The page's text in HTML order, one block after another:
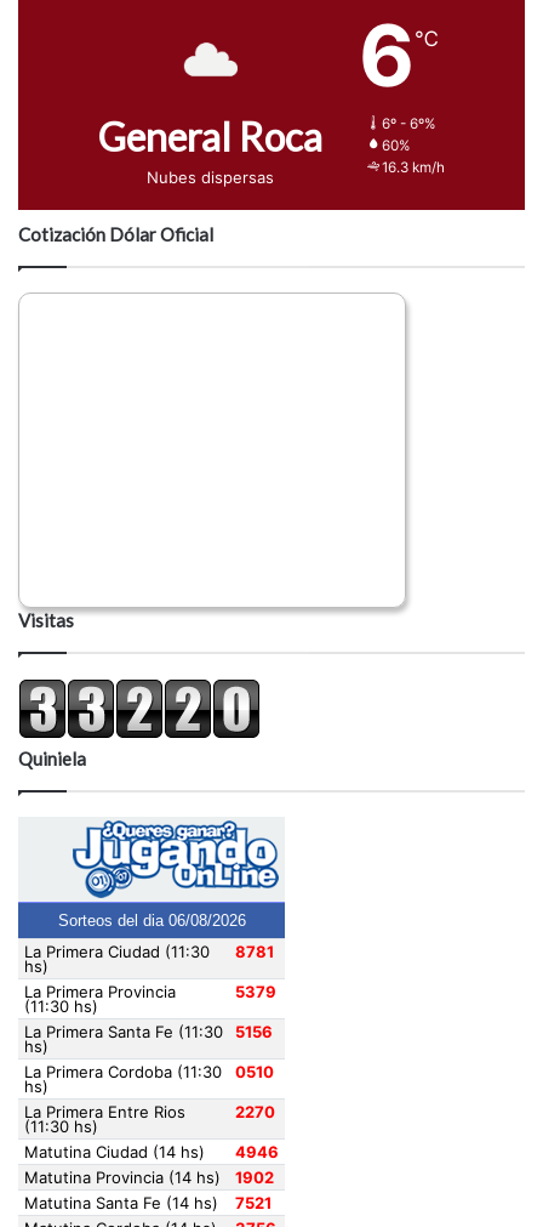
General Roca
Nubes dispersas
6 ℃
6º - 6º%
60%
16.3 km/h
Cotización Dólar Oficial
Visitas
Quiniela